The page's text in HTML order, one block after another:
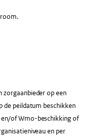
zorgaanbieder op een
de peildatum beschikken
of Wmo-beschikking of
en per